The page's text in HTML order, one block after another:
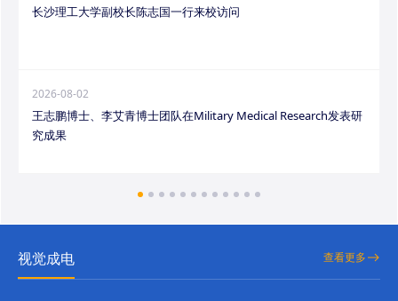
长沙理工大学副校长陈志国一行来校访问
2026-08-02
王志鹏博士、李艾青博士团队在Military Medical Research发表研
究成果
视觉成电 查看更多